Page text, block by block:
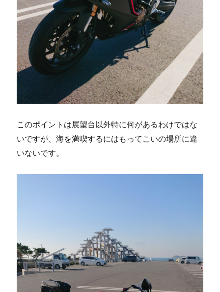
このポイントは展望台以外特に何があるわけではな
いですが、海を満喫するにはもってこいの場所に違
いないです。